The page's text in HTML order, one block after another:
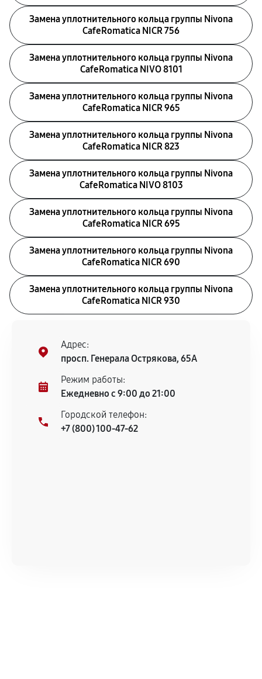
Замена уплотнительного кольца группы Nivona
CafeRomatica NICR 756
Замена уплотнительного кольца группы Nivona
CafeRomatica NIVO 8101
Замена уплотнительного кольца группы Nivona
CafeRomatica NICR 965
Замена уплотнительного кольца группы Nivona
CafeRomatica NICR 823
Замена уплотнительного кольца группы Nivona
CafeRomatica NIVO 8103
Замена уплотнительного кольца группы Nivona
CafeRomatica NICR 695
Замена уплотнительного кольца группы Nivona
CafeRomatica NICR 690
Замена уплотнительного кольца группы Nivona
CafeRomatica NICR 930
Адрес:
просп. Генерала Острякова, 65А
Режим работы:
Ежедневно с 9:00 до 21:00
Городской телефон:
+7 (800) 100-47-62